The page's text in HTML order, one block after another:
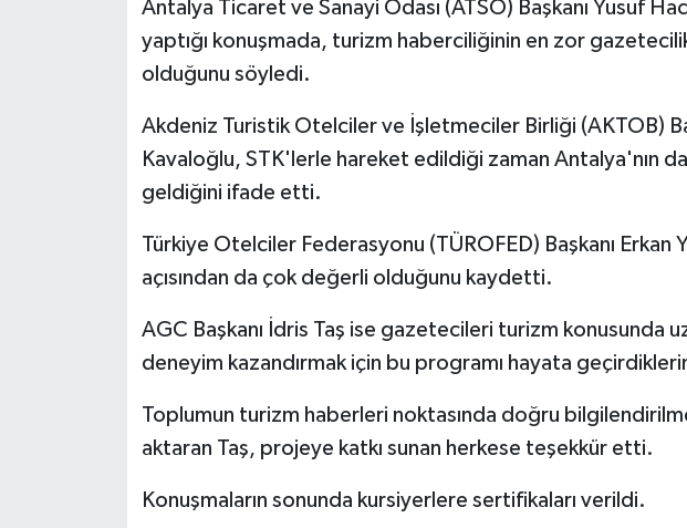
Antalya Ticaret ve Sanayi Odası (ATSO) Başkanı Yusuf
yaptığı konuşmada, turizm haberciliğinin en zor
olduğunu söyledi.
Akdeniz Turistik Otelciler ve İşletmeciler Birliği (AKTOB)
Kavaloğlu, STK'lerle hareket edildiği zaman Antalya'nın
geldiğini ifade etti.
Türkiye Otelciler Federasyonu (TÜROFED) Başkanı Erkan
açısından da çok değerli olduğunu kaydetti.
AGC Başkanı İdris Taş ise gazetecileri turizm konusunda
deneyim kazandırmak için bu programı hayata
Toplumun turizm haberleri noktasında doğru
aktaran Taş, projeye katkı sunan herkese teşekkür etti.
Konuşmaların sonunda kursiyerlere sertifikaları verildi.